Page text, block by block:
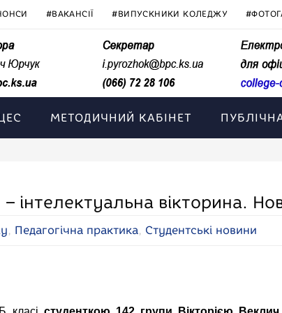
#ВАКАНСІЇ #ВИПУСКНИКИ КОЛЕДЖУ
МЕТОДИЧНИЙ КАБІНЕТ
– інтелектуальна вікторина.
, Педагогічна практика, Студентські новини